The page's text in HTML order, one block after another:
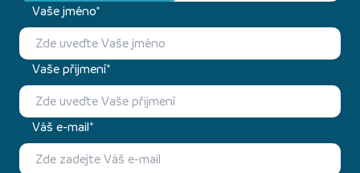
Vaše jméno*
Vaše přijmení*
Váš e-mail*